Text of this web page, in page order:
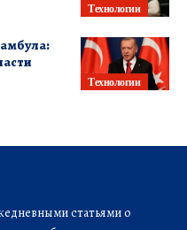
Технологии
Технологии
статьями о